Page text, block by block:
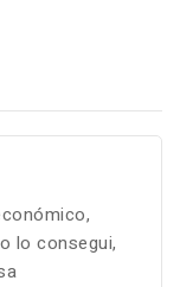
lo consegui,